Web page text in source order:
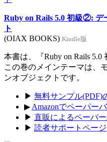
Ruby on Rails 5.0 初級②: デ
ト
(OIAX BOOKS) Kindle版
本書は、『Ruby on Rails 5.0
この巻のメインテーマは、
ンオブジェクトです。
▶ 無料サンプル(PDF)
▶ Amazonでペーパー
▶ 直販によるペーパ
▶ 読者サポートページ